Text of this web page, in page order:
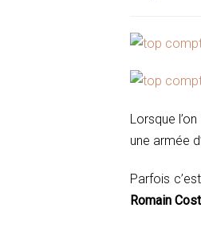
Lorsque
une armée
Parfois
Romain